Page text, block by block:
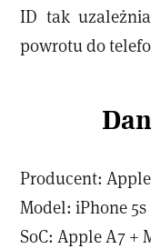
ID tak
powrotu do
Producent: Apple
Model: iPhone 5s
SoC: Apple A7 +